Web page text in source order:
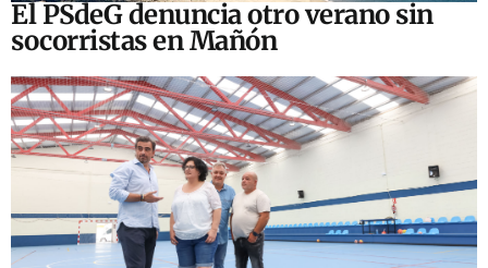
El PSdeG denuncia otro verano sin
socorristas en Mañón